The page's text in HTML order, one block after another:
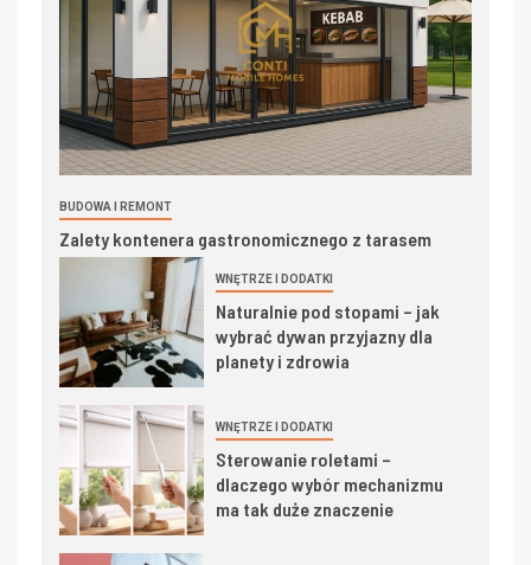
BUDOWA I REMONT
Zalety kontenera gastronomicznego z tarasem
WNĘTRZE I DODATKI
Naturalnie pod stopami – jak
wybrać dywan przyjazny dla
planety i zdrowia
WNĘTRZE I DODATKI
Sterowanie roletami –
dlaczego wybór mechanizmu
ma tak duże znaczenie